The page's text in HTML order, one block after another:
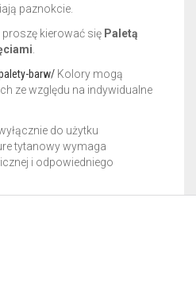
paznokcie.
kierować się Paletą
barw/ Kolory mogą
ze względu na indywidualne
do użytku
tytanowy wymaga
i odpowiedniego